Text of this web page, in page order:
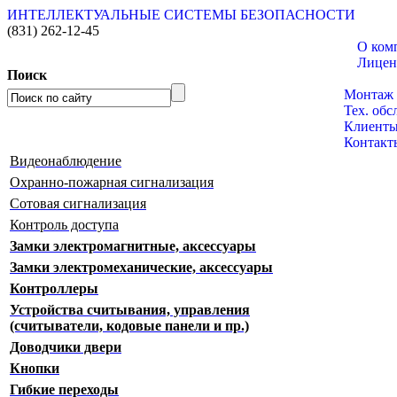
ИНТЕЛЛЕКТУАЛЬНЫЕ СИСТЕМЫ БЕЗОПАСНОСТИ
(831) 262-12-45
Поиск
О
Монтаж
Тех.
Видеонаблюдение
Охранно-пожарная сигнализация
Сотовая сигнализация
Контроль доступа
Замки электромагнитные, аксессуары
Замки электромеханические, аксессуары
Контроллеры
Устройства считывания, управления
(считыватели, кодовые панели и пр.)
Доводчики двери
Кнопки
Гибкие переходы